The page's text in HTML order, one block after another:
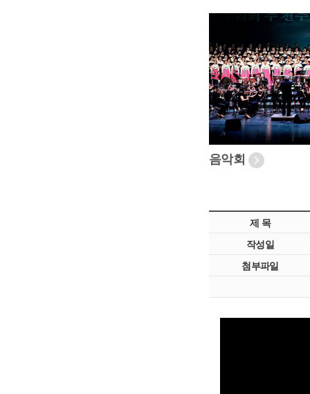
음악회
제 목
작성일
첨부파일